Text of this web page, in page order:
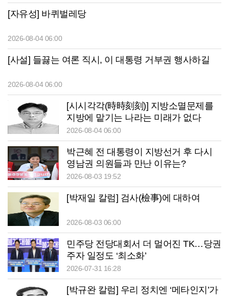
[자유성] 바퀴벌레당
2026-08-04 06:00
[사설] 들끓는 여론 직시, 이 대통령 거부권 행사하길
2026-08-04 06:00
[시시각각(時時刻刻)] 지방소멸문제를
지방에 맡기는 나라는 미래가 없다
2026-08-04 06:00
박근혜 전 대통령이 지방선거 후 다시
영남권 의원들과 만난 이유는?
2026-08-03 19:52
[박재일 칼럼] 검사(檢事)에 대하여
2026-08-03 06:00
민주당 전당대회서 더 멀어진 TK…당권
주자 일정도 ‘최소화’
2026-07-31 16:28
[박규완 칼럼] 우리 정치엔 ‘메타인지’가